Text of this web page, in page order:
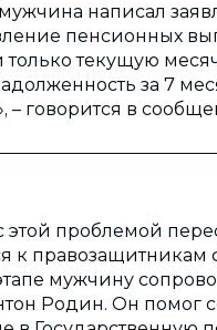
мужчина написал
пенсионных
только текущую
за 7
– говорится в
этой проблемой
к правозащитникам
мужчину
Родин. Он помог